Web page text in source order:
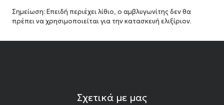
Σημείωση: Επειδή περιέχει λίθιο, ο αμβλυγωνίτης δεν θα
πρέπει να χρησιμοποιείται για την κατασκευή ελιξίριον.
Σχετικά με μας